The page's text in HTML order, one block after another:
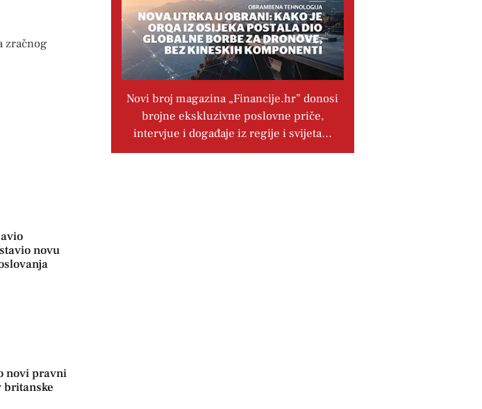
zračnog
novu
novi pravni
britanske
Novi broj magazina „Financije.hr” donosi
brojne ekskluzivne poslovne priče,
intervjue i događaje iz regije i svijeta…